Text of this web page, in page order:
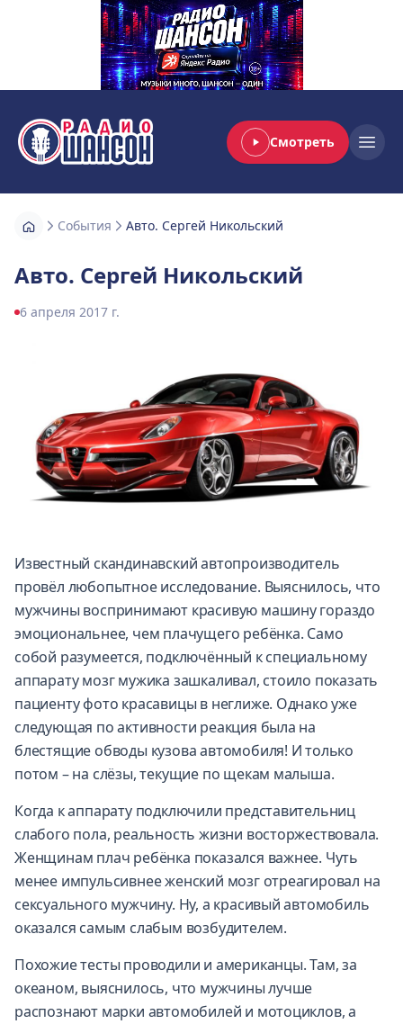
Радио Шансон Смотреть
События Авто. Сергей Никольский
Авто. Сергей Никольский
6 апреля 2017 г.
Известный скандинавский автопроизводитель
провёл любопытное исследование. Выяснилось, что
мужчины воспринимают красивую машину гораздо
эмоциональнее, чем плачущего ребёнка. Само
собой разумеется, подключённый к специальному
аппарату мозг мужика зашкаливал, стоило показать
пациенту фото красавицы в неглиже. Однако уже
следующая по активности реакция была на
блестящие обводы кузова автомобиля! И только
потом – на слёзы, текущие по щекам малыша.
Когда к аппарату подключили представительниц
слабого пола, реальность жизни восторжествовала.
Женщинам плач ребёнка показался важнее. Чуть
менее импульсивнее женский мозг отреагировал на
сексуального мужчину. Ну, а красивый автомобиль
оказался самым слабым возбудителем.
Похожие тесты проводили и американцы. Там, за
океаном, выяснилось, что мужчины лучше
распознают марки автомобилей и мотоциклов, а